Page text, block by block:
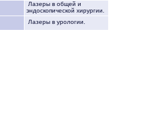
Лазеры в общей и
эндоскопической хирургии.
Лазеры в урологии.